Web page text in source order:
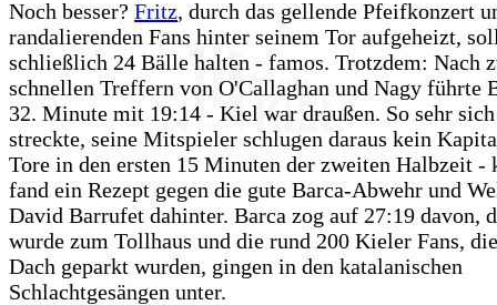
Noch besser? Fritz, durch das gellende Pfeifkonzert
randalierenden Fans hinter seinem Tor aufgeheizt,
schließlich 24 Bälle halten - famos. Trotzdem: Nach
schnellen Treffern von O'Callaghan und Nagy führte
32. Minute mit 19:14 - Kiel war draußen. So sehr
streckte, seine Mitspieler schlugen daraus kein
Tore in den ersten 15 Minuten der zweiten Halbzeit -
fand ein Rezept gegen die gute Barca-Abwehr und
David Barrufet dahinter. Barca zog auf 27:19 davon,
wurde zum Tollhaus und die rund 200 Kieler Fans,
Dach geparkt wurden, gingen in den katalanischen
Schlachtgesängen unter.